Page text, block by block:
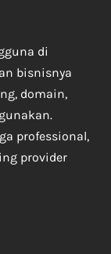
di
bisnisnya
domain,
professional,
provider